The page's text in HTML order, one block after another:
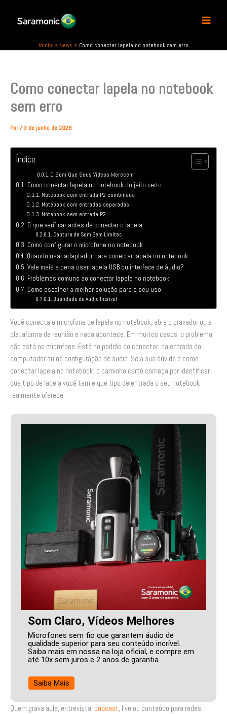
Início News Como conectar lapela no notebook sem erro
Como conectar lapela no notebook
sem erro
Por / 3 de junho de 2026
Índice
O Som Que Seus Vídeos Merecem
Como conectar lapela no notebook do jeito certo
Notebook com entrada P2 combinada
Notebook com entradas separadas
Notebook sem entrada P2
O que verificar antes de conectar o lapela
Captura de Som Sem Limites
Como configurar o microfone no notebook
Quando usar adaptador para conectar lapela no notebook
Vale mais a pena usar lapela USB ou interface de áudio?
Problemas comuns ao conectar lapela no notebook
Como escolher a melhor solução para o seu uso
Qualidade de Áudio Incrível
Você conecta o microfone de lapela no notebook, abre o gravador ou a
plataforma de reunião e nada acontece. Em muitos casos, o problema
não está no microfone. Está no padrão do conector, na entrada do
computador ou na configuração de áudio. Se a sua dúvida é como
conectar lapela no notebook, o caminho certo começa por identificar
que tipo de lapela você tem e que tipo de entrada o seu notebook
realmente oferece.
Som Claro, Vídeos Melhores
Microfones sem fio que garantem áudio de
qualidade superior para seu conteúdo incrível.
Saiba mais em nossa na loja oficial, e compre em
até 10x sem juros e 2 anos de garantia.
Saiba Mais
Quem grava aula, entrevista, podcast, live ou conteúdo para redes
r